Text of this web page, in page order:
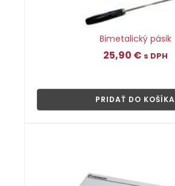
Bimetalický pásik
25,90 € s DPH
PRIDAŤ DO KOŠÍKA